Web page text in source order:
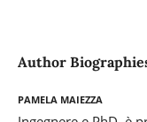
Author
Pamela Maiezza